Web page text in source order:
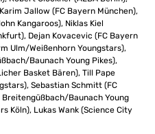
Jallow (FC Bayern München),
Kangaroos), Niklas Kiel
Dejan Kovacevic (FC Bayern
Ulm/Weißenhorn Youngstars),
Baunach Young Pikes),
Basket Bären), Till Pape
Sebastian Schmitt (FC
Breitengüßbach/Baunach Young
Köln), Lukas Wank (Science City